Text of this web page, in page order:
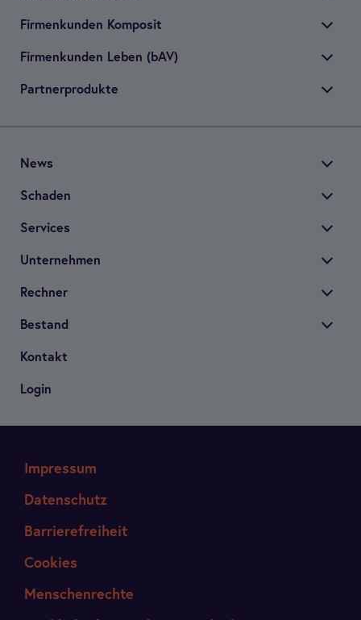
Fir­men­kun­den Kom­po­sit
Fir­men­kun­den Leben (bAV)
Part­ner­pro­dukte
News
Scha­den
Ser­vices
Unter­neh­men
Rech­ner
Bestand
Kon­takt
Login
Impressum
Datenschutz
Barrierefreiheit
Cookies
Menschenrechte